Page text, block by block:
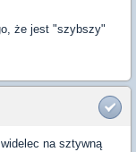
że jest "szybszy"
na sztywną